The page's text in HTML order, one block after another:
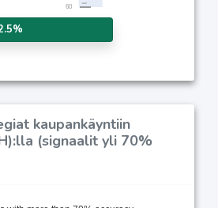
kaupankäyntiin
(signaalit yli 70%